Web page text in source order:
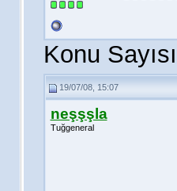
Konu
19/07/08, 15:07
neşşşla
Tuğgeneral